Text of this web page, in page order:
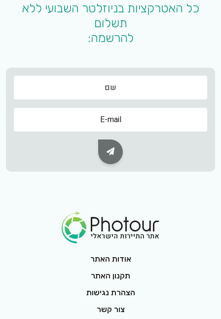
כל האטרקציות בניוזלטר השבועי ללא
תשלום
להרשמה:
שם
שם
Subscribe Button
אודות האתר
תקנון האתר
הצהרת נגישות
צור קשר